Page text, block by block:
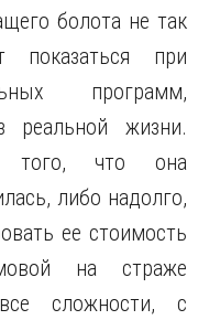
болота не так
показаться при
программ,
реальной жизни.
того, что она
либо надолго,
ее стоимость
на страже
сложности, с